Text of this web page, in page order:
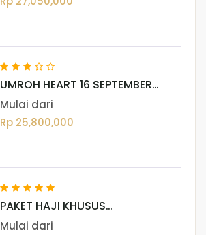
UMROH HEART 16 SEPTEMBER
2026
Mulai dari
Rp 25,800,000
PAKET HAJI KHUSUS
(DARUSSALAM)
Mulai dari